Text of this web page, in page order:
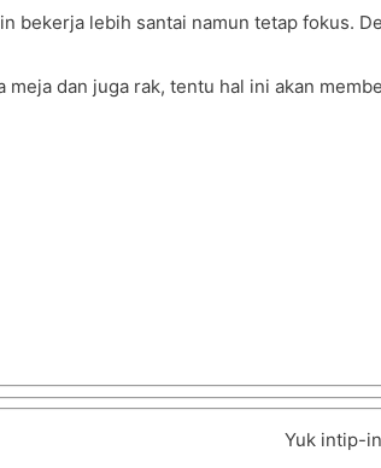
bekerja lebih santai namun tetap fokus.
dan juga rak, tentu hal ini akan
Yuk intip-